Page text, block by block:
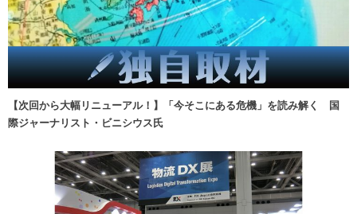
【次回から大幅リニューアル！】「今そこにある危機」を読み解く 国
際ジャーナリスト・ビニシウス氏